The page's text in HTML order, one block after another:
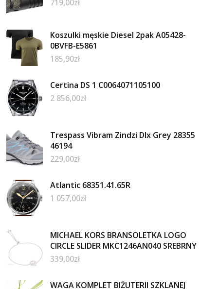
719,00zł
Koszulki męskie Diesel 2pak A05428-
0BVFB-E5861
185,90zł
Certina DS 1 C0064071105100
2 856,00zł
Trespass Vibram Zindzi Dlx Grey 28355
46194
229,00zł
Atlantic 68351.41.65R
1 057,00zł
MICHAEL KORS BRANSOLETKA LOGO
CIRCLE SLIDER MKC1246AN040 SREBRNY
339,00zł
WAGA KOMPLET BIŻUTERII SZKLANEJ